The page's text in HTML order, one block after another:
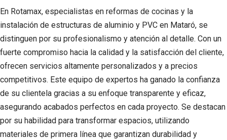
En Rotamax, especialistas en reformas de cocinas y la
instalación de estructuras de aluminio y PVC en Mataró, se
distinguen por su profesionalismo y atención al detalle. Con un
fuerte compromiso hacia la calidad y la satisfacción del cliente,
ofrecen servicios altamente personalizados y a precios
competitivos. Este equipo de expertos ha ganado la confianza
de su clientela gracias a su enfoque transparente y eficaz,
asegurando acabados perfectos en cada proyecto. Se destacan
por su habilidad para transformar espacios, utilizando
materiales de primera línea que garantizan durabilidad y